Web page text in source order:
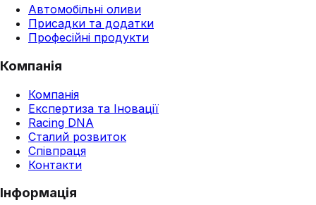
Автомобільні оливи
Присадки та додатки
Професійні продукти
Компанія
Компанія
Експертиза та Іновації
Racing DNA
Сталий розвиток
Співпраця
Контакти
Інформація